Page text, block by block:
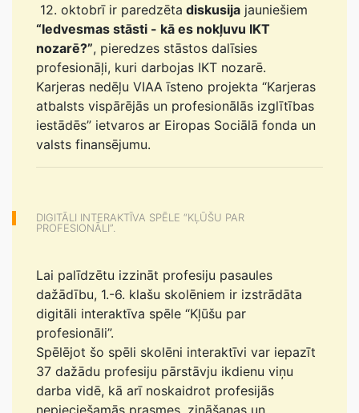
12. oktobrī ir paredzēta diskusija jauniešiem
“Iedvesmas stāsti - kā es nokļuvu IKT
nozarē?”, pieredzes stāstos dalīsies
profesionāļi, kuri darbojas IKT nozarē.
Karjeras nedēļu VIAA īsteno projekta “Karjeras
atbalsts vispārējās un profesionālās izglītības
iestādēs” ietvaros ar Eiropas Sociālā fonda un
valsts finansējumu.
DIGITĀLI INTERAKTĪVA SPĒLE “KĻŪŠU PAR
PROFESIONĀLI”.
Lai palīdzētu izzināt profesiju pasaules
dažādību, 1.-6. klašu skolēniem ir izstrādāta
digitāli interaktīva spēle “Kļūšu par
profesionāli”.
Spēlējot šo spēli skolēni interaktīvi var iepazīt
37 dažādu profesiju pārstāvju ikdienu viņu
darba vidē, kā arī noskaidrot profesijās
nepieciešamās prasmes, zināšanas un